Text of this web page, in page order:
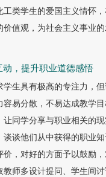
类学生的爱国主义情怀，
价值观，为社会主义事业
动，提升职业道德感悟
学生具有极高的专注力，
容易分散，不易达成教学
让同学分享与职业相关的
谈他们从中获得的职业知
价，对好的方面予以鼓励
师多设计提问、学生间讨